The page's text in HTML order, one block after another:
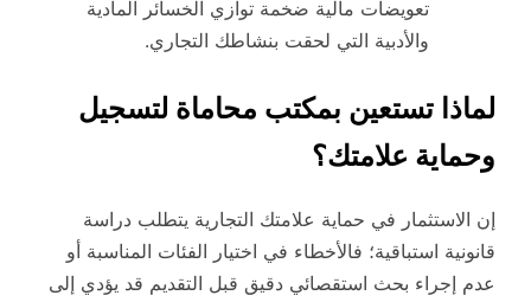
تعويضات مالية ضخمة توازي الخسائر المادية
والأدبية التي لحقت بنشاطك التجاري.
لماذا تستعين بمكتب محاماة لتسجيل
وحماية علامتك؟
إن الاستثمار في حماية علامتك التجارية يتطلب دراسة
قانونية استباقية؛ فالأخطاء في اختيار الفئات المناسبة أو
عدم إجراء بحث استقصائي دقيق قبل التقديم قد يؤدي إلى